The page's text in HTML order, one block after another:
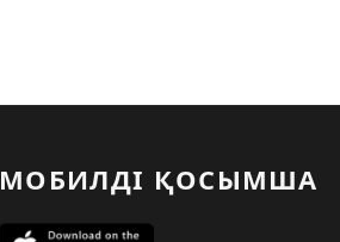
МОБИЛДІ ҚОСЫМША